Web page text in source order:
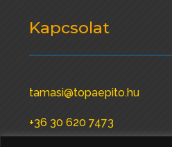
Kapcsolat
tamasi@topaepito.hu
+36 30 620 7473